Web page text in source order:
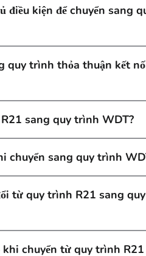
điều kiện để chuyển sang
quy trình thỏa thuận kết
sang quy trình WDT?
chuyển sang quy trình
từ quy trình R21 sang
chuyển từ quy trình